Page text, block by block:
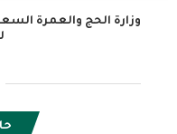
وزارة الحج والعمرة